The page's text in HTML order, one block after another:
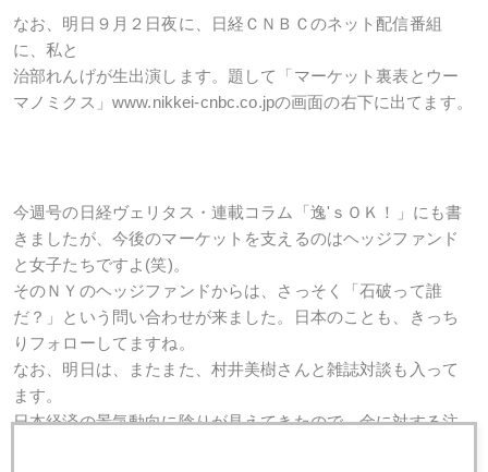
なお、明日９月２日夜に、日経ＣＮＢＣのネット配信番組
に、私と
治部れんげが生出演します。題して「マーケット裏表とウー
マノミクス」www.nikkei-cnbc.co.jpの画面の右下に出てます。
今週号の日経ヴェリタス・連載コラム「逸'ｓＯＫ！」にも書
きましたが、今後のマーケットを支えるのはヘッジファンド
と女子たちですよ(笑)。
そのＮＹのヘッジファンドからは、さっそく「石破って誰
だ？」という問い合わせが来ました。日本のことも、きっち
りフォローしてますね。
なお、明日は、またまた、村井美樹さんと雑誌対談も入って
ます。
日本経済の景気動向に陰りが見えてきたので、金に対する注